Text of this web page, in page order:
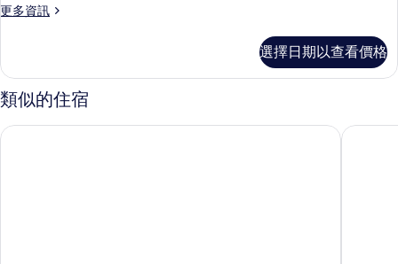
更多資訊
更
2
間
臥
(Sake)
選擇日期以查看價格
類似的住宿
巴塞隆納洲際飯店 IHG 旗下飯店 巴塞隆